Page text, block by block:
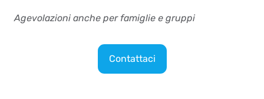
Agevolazioni anche per famiglie e gruppi
Contattaci